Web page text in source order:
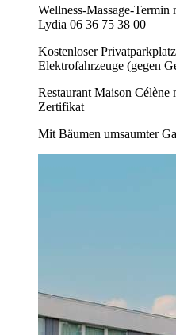
Wellness-Massage-
Lydia 06 36 75 38 00
Kostenloser
Elektrofahrzeuge (gegen
Restaurant Maison
Zertifikat
Mit Bäumen umsaumter